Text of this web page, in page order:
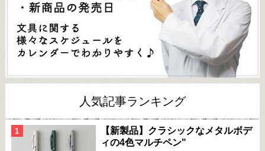
人気記事ランキング
【新製品】クラシックなメタルボデ
ィの4色マルチペン"